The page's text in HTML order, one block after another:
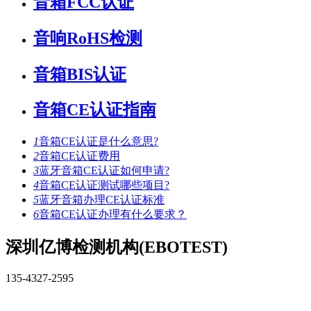
音响RoHS检测
音箱BIS认证
音箱CE认证指南
1音箱CE认证是什么意思?
2音箱CE认证费用
3蓝牙音箱CE认证如何申请?
4音箱CE认证测试哪些项目?
5蓝牙音箱办理CE认证标准
6音箱CE认证办理有什么要求？
深圳亿博检测机构(EBOTEST)
135-4327-2595